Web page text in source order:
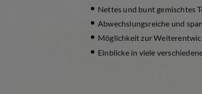
Nettes und bunt gemischtes
Abwechslungsreiche und
Möglichkeit zur
Einblicke in viele